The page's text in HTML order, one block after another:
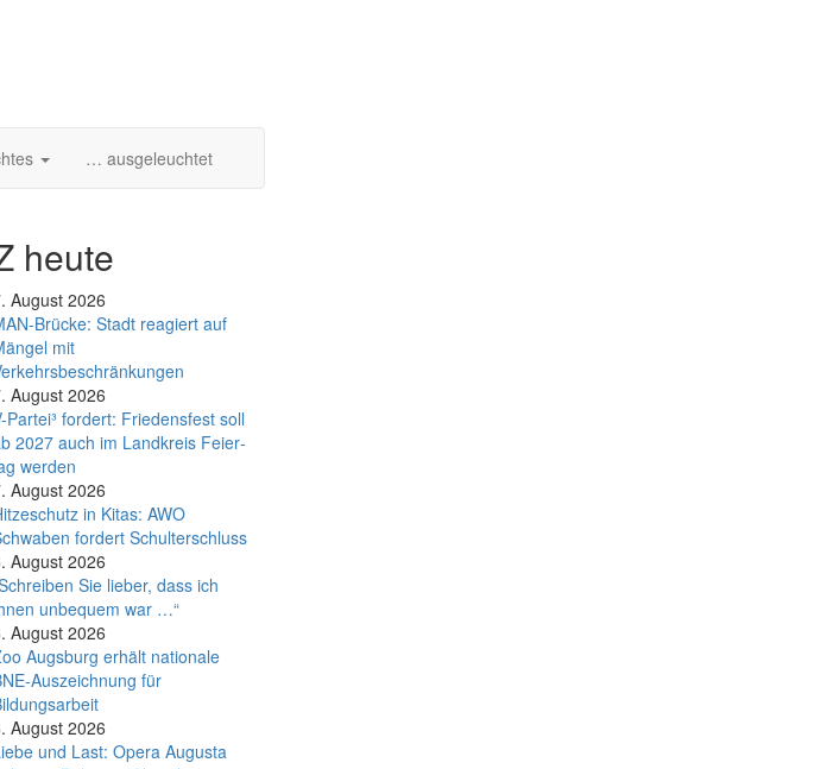
… ausgeleuchtet
heute
August 2026
Brücke: Stadt reagiert auf
mit
August 2026
Partei­³ fordert: Friedens­fest soll
2027 auch im Land­kreis Feier­
werden
August 2026
in Kitas: AWO
fordert Schulterschluss
August 2026
Sie lieber, dass ich
unbequem war …“
August 2026
Augsburg erhält nationale
Auszeichnung für
August 2026
und Last: Opera Augusta